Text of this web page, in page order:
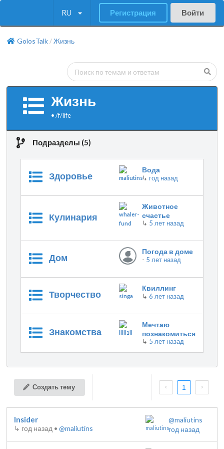
RU Регистрация Войти
GolosTalk/Жизнь
Жизнь
•/f/life
Подразделы (5)
Здоровье
Вода
↳ год назад
Кулинария
Животное
счастье
↳ 5 лет назад
Дом
Погода в доме
- 5 лет назад
Творчество
Квиллинг
↳ 6 лет назад
Знакомства
Мечтаю
познакомиться
↳ 5 лет назад
Создать тему 1
Insider
↳ год назад • @maliutins
@maliutins
год назад